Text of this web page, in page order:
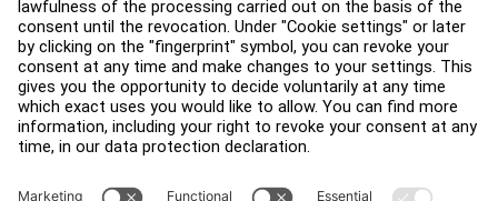
尋找商店
法律
可及性
登入 Facility Connect